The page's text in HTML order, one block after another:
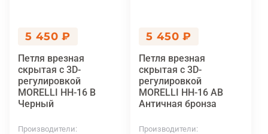
5 450 ₽
Петля врезная
скрытая с 3D-
регулировкой
MORELLI HH-16 B
Черный
Производители
5 450 ₽
Петля врезная
скрытая с 3D-
регулировкой
MORELLI HH-16 AB
Античная бронза
Производители